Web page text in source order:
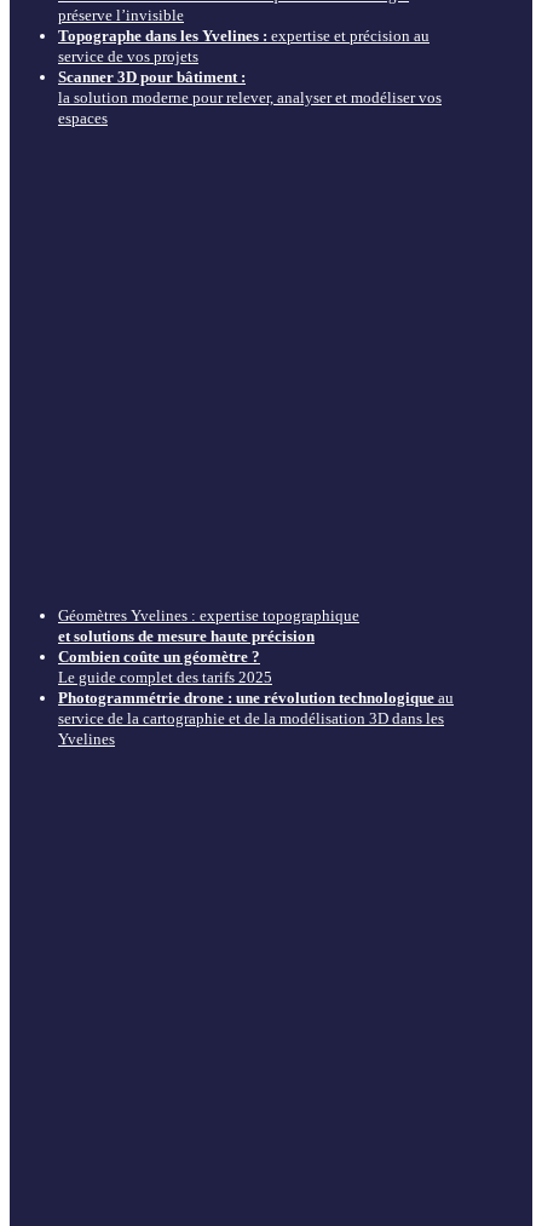
préserve l’invisible
Topographe dans les Yvelines : expertise et précision au
service de vos projets
Scanner 3D pour bâtiment :
la solution moderne pour relever, analyser et modéliser vos
espaces
Géomètres Yvelines : expertise topographique
et solutions de mesure haute précision
Combien coûte un géomètre ?
Le guide complet des tarifs 2025
Photogrammétrie drone : une révolution technologique au
service de la cartographie et de la modélisation 3D dans les
Yvelines